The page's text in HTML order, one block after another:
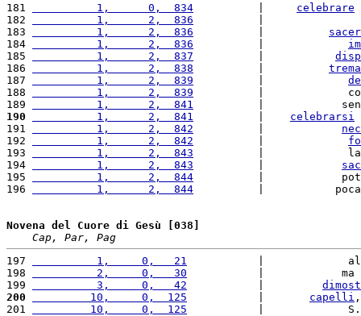
181
          1,      0,  834
celebrare
182
          1,      2,  836
183
          1,      2,  836
184
          1,      2,  836
185
          1,      2,  837
186
          1,      2,  838
187
          1,      2,  839
188
          1,      2,  839
|
189
          1,      2,  841
|
190
          1,      2,  841
celebrarsi
191
          1,      2,  842
192
          1,      2,  842
193
          1,      2,  843
|
194
          1,      2,  843
195
          1,      2,  844
|
196
          1,      2,  844
|
Novena del Cuore di Gesù [038]
Cap, Par, Pag
197
          1,     0,   21
|
198
          2,     0,   30
|
199
          3,     0,   42
200
         10,     0,  125
capelli
201
         10,     0,  125
|